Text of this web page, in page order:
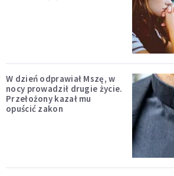
W dzień odprawiał Mszę, w
nocy prowadził drugie życie.
Przełożony kazał mu
opuścić zakon